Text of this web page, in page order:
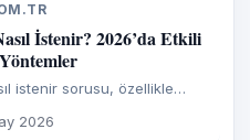
İstenir? 2026’da Etkili
istenir sorusu, özellikle
olduğu dönemlerde
araştırdığı konulardan biri.
2026